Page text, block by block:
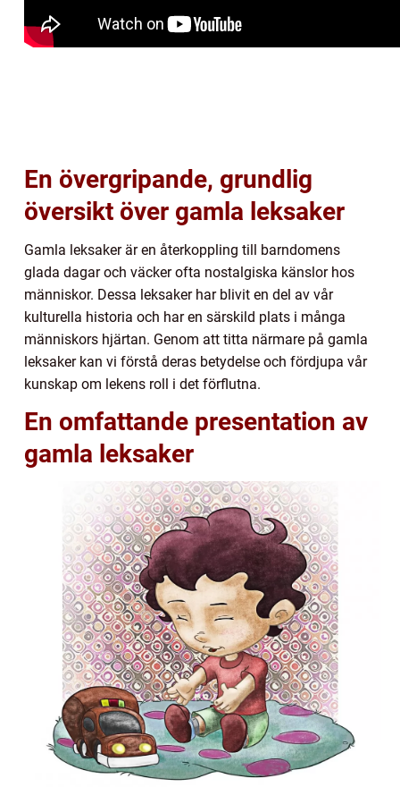
En övergripande, grundlig
översikt över gamla leksaker
Gamla leksaker är en återkoppling till barndomens
glada dagar och väcker ofta nostalgiska känslor hos
människor. Dessa leksaker har blivit en del av vår
kulturella historia och har en särskild plats i många
människors hjärtan. Genom att titta närmare på gamla
leksaker kan vi förstå deras betydelse och fördjupa vår
kunskap om lekens roll i det förflutna.
En omfattande presentation av
gamla leksaker